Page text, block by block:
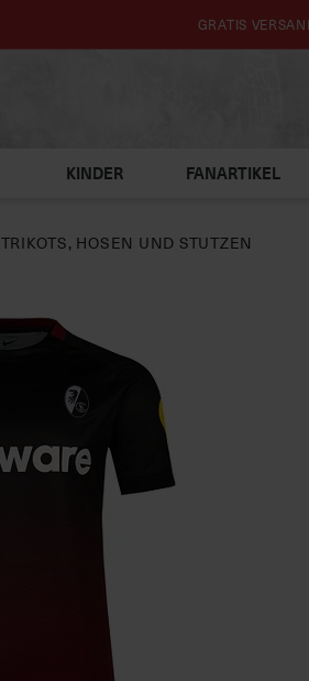
GRATIS
KINDER FANARTIKEL
TRIKOTS, HOSEN UND STUTZEN